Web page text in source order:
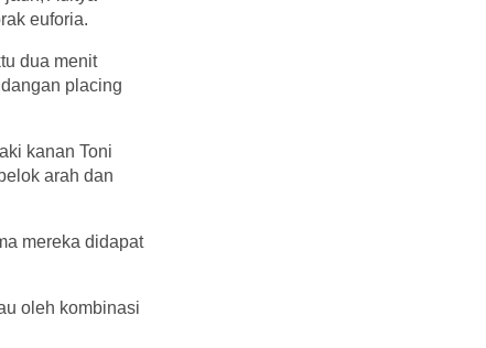
euforia.
dua menit
placing
kanan Toni
arah dan
mereka didapat
oleh kombinasi